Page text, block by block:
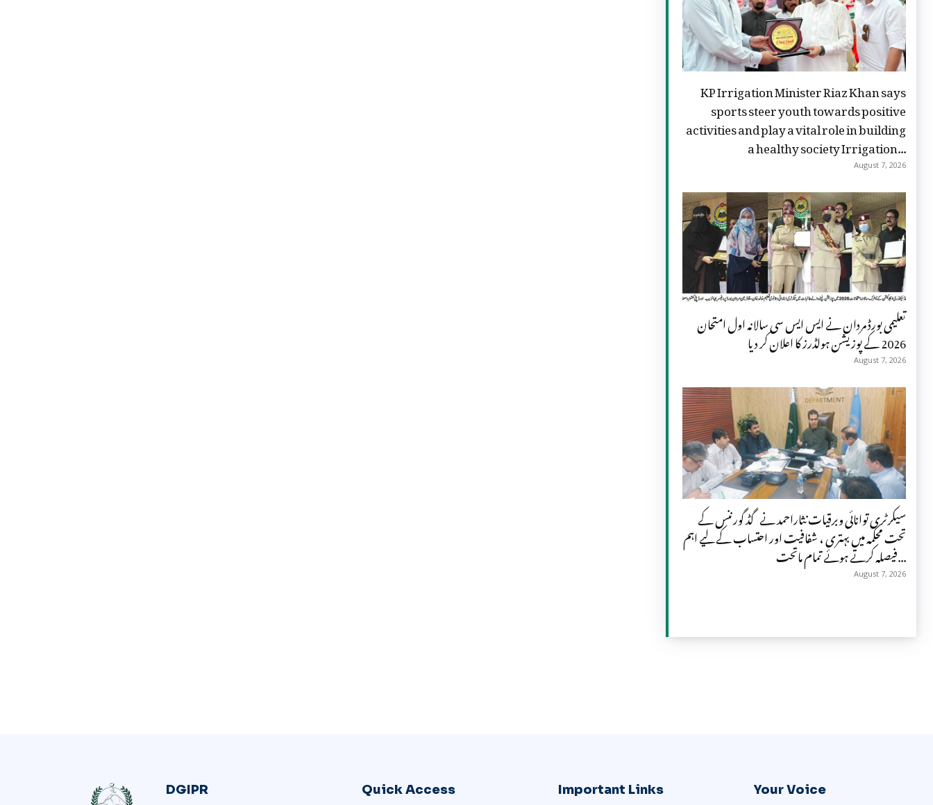
KP Irrigation Minister Riaz Khan says
sports steer youth towards positive
activities and play a vital role in building
a healthy society Irrigation...
August 7, 2026
تعلیمی بورڈ مردان نے ایس ایس سی سالانہ اول امتحان
2026 کے پوزیشن ہولڈرز کا اعلان کر دیا
August 7, 2026
سیکرٹری توانائی وبرقیات نثاراحمد نے گڈ گورننس کے
تحت محکمہ میں بہتری ، شفافیت اور احتساب کے لیے اہم
فیصلہ کرتے ہوئے تمام ماتحت...
August 7, 2026
DGIPR Quick Access Important Links Your Voice